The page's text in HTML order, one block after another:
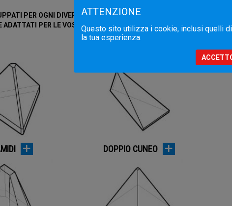
PER OGNI DIVERSO TIPO DI MATERIALE I PREFORMATI
PER LE VOSTRE LAVORAZIONI
DOPPIO CUNEO
ATTENZIONE
Questo sito utilizza i cookie, inclusi quelli
la tua esperienza.